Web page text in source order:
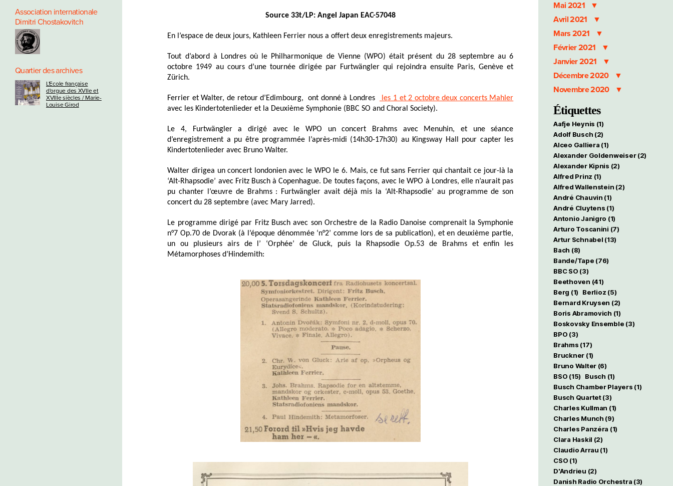
Association internationale
Dimitri Chostakovitch
Quartier des archives
L'Ecole française
d'orgue des XVIIe et
XVIIIe siècles / Marie-
Louise Girod
Source 33t/LP: Angel Japan EAC-57048
En l’espace de deux jours, Kathleen Ferrier nous a offert deux enregistrements majeurs.
Tout d’abord à Londres où le Philharmonique de Vienne (WPO) était présent du 28 septembre au 6
octobre 1949 au cours d’une tournée dirigée par Furtwängler qui rejoindra ensuite Paris, Genève et
Zürich.
Ferrier et Walter, de retour d’Edimbourg, ont donné à Londres
les 1 et 2 octobre deux concerts Mahler
avec les Kindertotenlieder et la Deuxième Symphonie (BBC SO and Choral Society).
Le 4, Furtwängler a dirigé avec le WPO un concert Brahms avec Menuhin, et une séance
d’enregistrement a pu être programmée l’après-midi (14h30-17h30) au Kingsway Hall pour capter les
Kindertotenlieder avec Bruno Walter.
Walter dirigea un concert londonien avec le WPO le 6. Mais, ce fut sans Ferrier qui chantait ce jour-là la
‘Alt-Rhapsodie’ avec Fritz Busch à Copenhague. De toutes façons, avec le WPO à Londres, elle n’aurait pas
pu chanter l’œuvre de Brahms : Furtwängler avait déjà mis la ‘Alt-Rhapsodie’ au programme de son
concert du 28 septembre (avec Mary Jarred).
Le programme dirigé par Fritz Busch avec son Orchestre de la Radio Danoise comprenait la Symphonie
n°7 Op.70 de Dvorak (à l’époque dénommée ‘n°2’ comme lors de sa publication), et en deuxième partie,
un ou plusieurs airs de l’ ‘Orphée’ de Gluck, puis la Rhapsodie Op.53 de Brahms et enfin les
Métamorphoses d’Hindemith:
Mai 2021
Avril 2021
Mars 2021
Février 2021
Janvier 2021
Décembre 2020
Novembre 2020
Étiquettes
Aafje Heynis (1)
Adolf Busch (2)
Alceo Galliera (1)
Alexander Goldenweiser(2)
Alexander Kipnis (2)
Alfred Prinz (1)
Alfred Wallenstein (2)
André Chauvin (1)
André Cluytens (1)
Antonio Janigro (1)
Arturo Toscanini (7)
Artur Schnabel (13)
Bach (8)
Bande/Tape (76)
BBC SO (3)
Beethoven (41)
Berg (1) Berlioz (5)
Bernard Kruysen (2)
Boris Abramovich (1)
Boskovsky Ensemble (3)
BPO (3)
Brahms (17)
Bruckner (1)
Bruno Walter(6)
BSO (15) Busch (1)
Busch Chamber Players (1)
Busch Quartet(3)
Charles Kullman (1)
Charles Munch (9)
Charles Panzéra (1)
Clara Haskil (2)
Claudio Arrau (1)
CSO (1)
D'Andrieu (2)
Danish Radio Orchestra (3)